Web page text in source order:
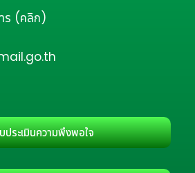
ร (คลิก)
ประเมินความพึงพอใจ